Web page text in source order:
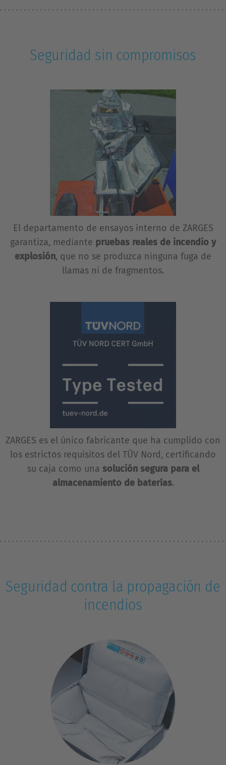
Seguridad sin compromisos
El departamento de ensayos interno de ZARGES
garantiza, mediante pruebas reales de incendio y
explosión, que no se produzca ninguna fuga de
llamas ni de fragmentos.
ZARGES es el único fabricante que ha cumplido con
los estrictos requisitos del TÜV Nord, certificando
su caja como una solución segura para el
almacenamiento de baterías.
Seguridad contra la propagación de
incendios